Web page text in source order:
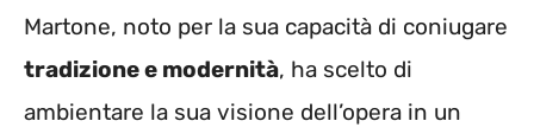
Martone, noto per la sua capacità di coniugare
tradizione e modernità, ha scelto di
ambientare la sua visione dell’opera in un